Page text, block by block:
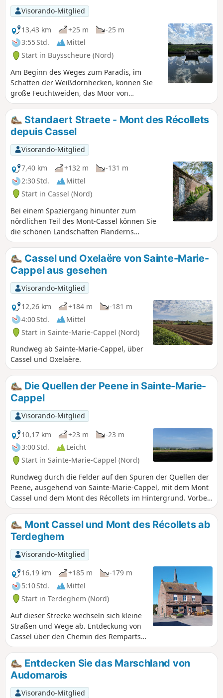
Visorando-Mitglied
13,43 km
+25 m
-25 m
3:55 Std.
Mittel
Start in Buysscheure (Nord)
Am Beginn des Weges zum Paradis, im
Schatten der Weißdornhecken, können Sie
große Feuchtweiden, das Moor von
Booenghem und die Naturscheune
entdecken. Durchqueren Sie anschließend
die Sümpfe von Bachelin und die Torfmoore,
um dann dem herrlichen Weg zu folgen, der
am Fluss Booneghem entlang durch das
kleine Moor führt. Diese Rundwanderung
verläuft hauptsächlich auf Wegen.
Standaert Straete - Mont des Récollets
depuis Cassel
Visorando-Mitglied
7,40 km
+132 m
-131 m
2:30 Std.
Mittel
Start in Cassel (Nord)
Bei einem Spaziergang hinunter zum
nördlichen Teil des Mont-Cassel können Sie
die schönen Landschaften Flanderns
genießen.Zwar gibt es lange asphaltierte
Abschnitte, aber es handelt sich nicht um
stark begehene Straßen.
Cassel und Oxelaëre von Sainte-Marie-
Cappel aus gesehen
Visorando-Mitglied
12,26 km
+184 m
-181 m
4:00 Std.
Mittel
Start in Sainte-Marie-Cappel (Nord)
Rundweg ab Sainte-Marie-Cappel, über
Cassel und Oxelaëre.
Die Quellen der Peene in Sainte-Marie-
Cappel
Visorando-Mitglied
10,17 km
+23 m
-23 m
3:00 Std.
Leicht
Start in Sainte-Marie-Cappel (Nord)
Rundweg durch die Felder auf den Spuren der Quellen der
Peene, ausgehend von Sainte-Marie-Cappel, mit dem Mont
Cassel und dem Mont des Récollets im Hintergrund. Vorbei
an einer der beiden bekannten Quellen der Peene oder
Peene Becque.
Mont Cassel und Mont des Récollets ab
Terdeghem
Visorando-Mitglied
16,19 km
+185 m
-179 m
5:10 Std.
Mittel
Start in Terdeghem (Nord)
Auf dieser Strecke wechseln sich kleine
Straßen und Wege ab. Entdeckung von
Cassel über den Chemin des Remparts
und Verpflegungsmöglichkeit, da wir
uns auf zwei Dritteln der Wanderung
befinden. Hinter Cassel geht es weiter
über verschiedene Wege zurück nach
Terdeghem.
Entdecken Sie das Marschland von
Audomarois
Visorando-Mitglied